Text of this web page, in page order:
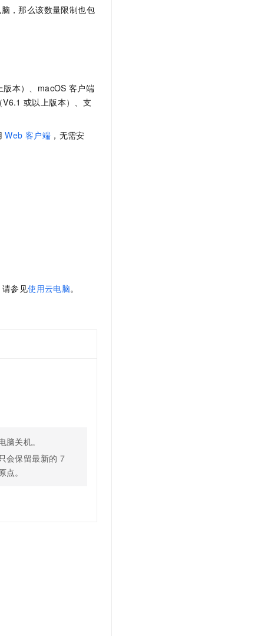
，那么该数量限制也包
本）、 macOS 客户端
V6.1 或以上版本）、支
Web 客户端 ，无需安
参见使用云电脑。
关机。
会保留最新的 7
。